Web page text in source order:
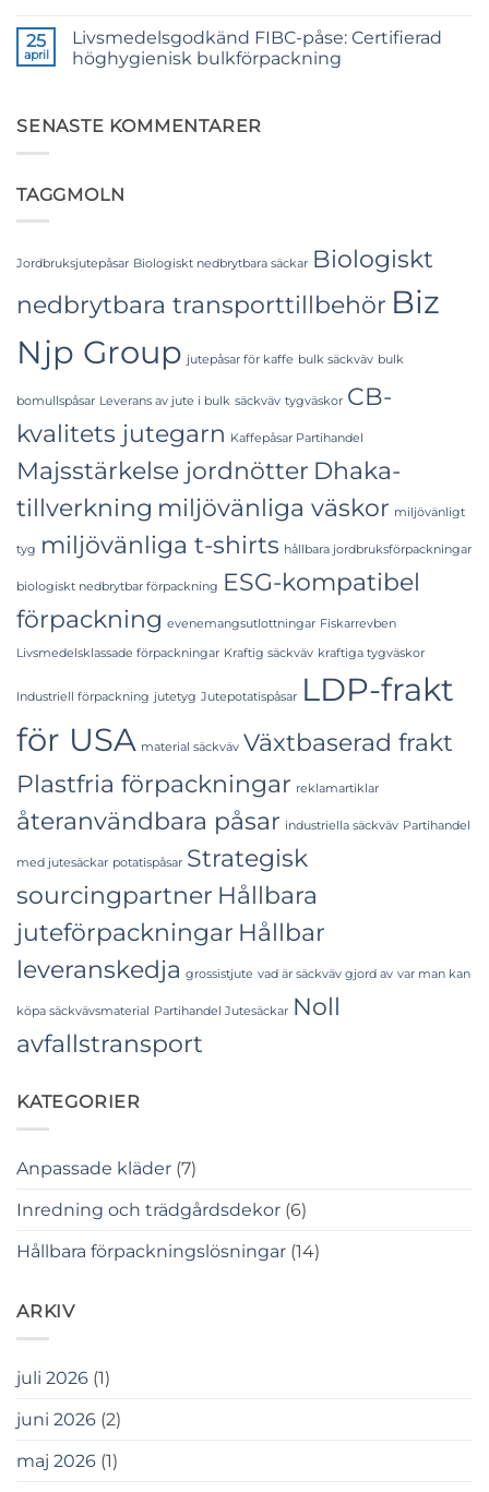
for
Weaving,
Packaging
till
The
Ultimate
PP
Woven
from
Supplier
Bangladesh
25
april
Livsmedelsgodkänd FIBC-påse: Certifierad
höghygienisk bulkförpackning
Food
Grade
High-
SENASTE KOMMENTARER
TAGGMOLN
Jordbruksjutepåsar Biologiskt nedbrytbara säckar Biologiskt
nedbrytbara transporttillbehör Biz
Njp Group jutepåsar för kaffe bulk säckväv bulk
bomullspåsar Leverans av jute i bulk säckväv tygväskor CB-
kvalitets jutegarn Kaffepåsar Partihandel
Majsstärkelse jordnötter Dhaka-
tillverkning miljövänliga väskor miljövänligt
tyg miljövänliga t-shirts hållbara jordbruksförpackningar
biologiskt nedbrytbar förpackning ESG-kompatibel
förpackning evenemangsutlottningar Fiskarrevben
Livsmedelsklassade förpackningar Kraftig säckväv kraftiga tygväskor
Industriell förpackning jutetyg Jutepotatispåsar LDP-frakt
för USA material säckväv Växtbaserad frakt
Plastfria förpackningar reklamartiklar
återanvändbara påsar industriella säckväv Partihandel
med jutesäckar potatispåsar Strategisk
sourcingpartner Hållbara
juteförpackningar Hållbar
leveranskedja grossistjute vad är säckväv gjord av var man kan
köpa säckvävsmaterial Partihandel Jutesäckar Noll
avfallstransport
KATEGORIER
Anpassade kläder (7)
Inredning och trädgårdsdekor (6)
Hållbara förpackningslösningar (14)
ARKIV
juli 2026 (1)
juni 2026 (2)
maj 2026 (1)